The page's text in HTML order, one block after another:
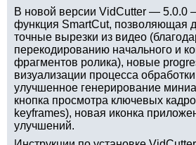
В новой версии VidCutter — 5.0.0
функция SmartCut, позволяющая
точные вырезки из видео
перекодированию начального и
фрагментов ролика), новые
визуализации процесса
улучшенное генерирование
кнопка просмотра ключевых
keyframes), новая иконка
улучшений.